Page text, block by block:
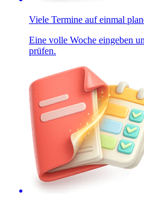
Viele Termine auf einmal
Eine volle Woche eingeben
prüfen.